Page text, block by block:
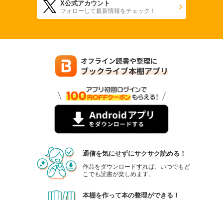
X公式アカウント
フォローして最新情報をチェック！
通信を気にせずにサクサク読める！
作品をダウンロードすれば、いつでもど
こでも読書が楽しめます。
本棚を作って本の整理ができる！